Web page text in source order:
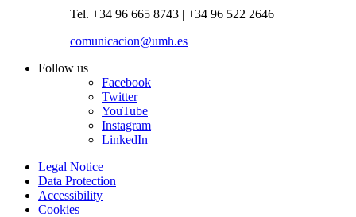
Tel. +34 96 665 8743 | +34 96 522 2646
comunicacion@umh.es
Follow us
Facebook
Twitter
YouTube
Instagram
LinkedIn
Legal Notice
Data Protection
Accessibility
Cookies